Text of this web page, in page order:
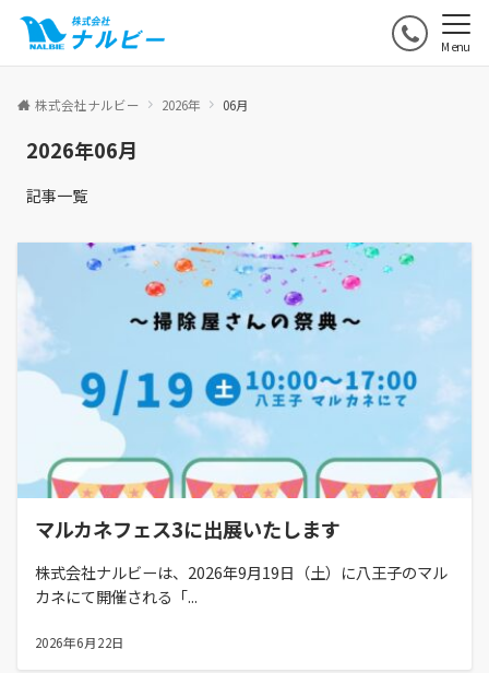
Menu
株式会社ナルビー 2026年 06月
2026年06月
記事一覧
マルカネフェス3に出展いたします
株式会社ナルビーは、2026年9月19日（土）に八王子のマル
カネにて開催される「...
2026年6月22日